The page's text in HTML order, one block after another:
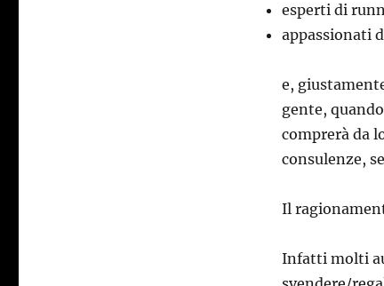
esperti di
appassionati
e,
gente,
comprerà da
consulenze,
Il
Infatti molti